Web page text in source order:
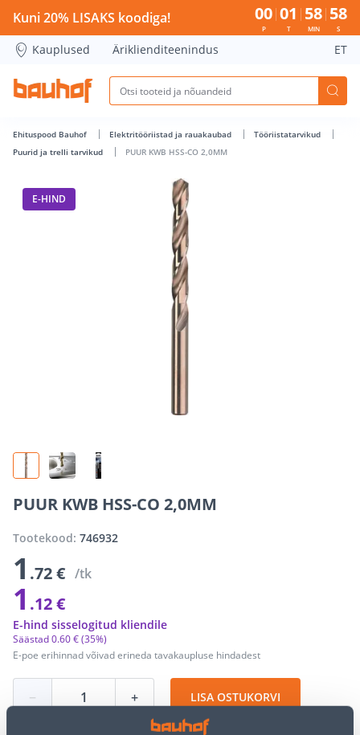
PUUR KWB HSS-CO 2,0MM - Bauhof has loaded
Kuni 20% LISAKS koodiga! 00
P
01
T
58
MIN
58
S
Kauplused Äriklienditeenindus ET
Ehituspood Bauhof Elektritööriistad ja rauakaubad
Tööriistatarvikud
Puurid ja trelli tarvikud
PUUR KWB HSS-CO 2,0MM
E-HIND
PUUR KWB HSS-CO 2,0MM
Tootekood: 746932
1 .72 € /tk
1 .12 €
E-poe erihinnad võivad erineda tavakaupluse hindadest
Säästad0.60 €(35%)
E-hind sisselogitud kliendile
− + LISA OSTUKORVI